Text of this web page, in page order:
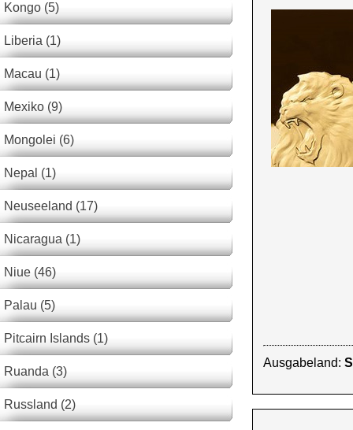
Kongo (5)
Liberia (1)
Macau (1)
Mexiko (9)
Mongolei (6)
Nepal (1)
Neuseeland (17)
Nicaragua (1)
Niue (46)
Palau (5)
Pitcairn Islands (1)
Ruanda (3)
Russland (2)
Ausgabeland: